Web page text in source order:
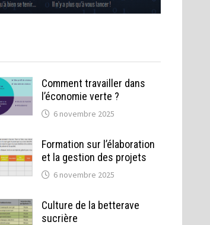
Comment travailler dans
l’économie verte ?
6 novembre 2025
Formation sur l’élaboration
et la gestion des projets
6 novembre 2025
Culture de la betterave
sucrière